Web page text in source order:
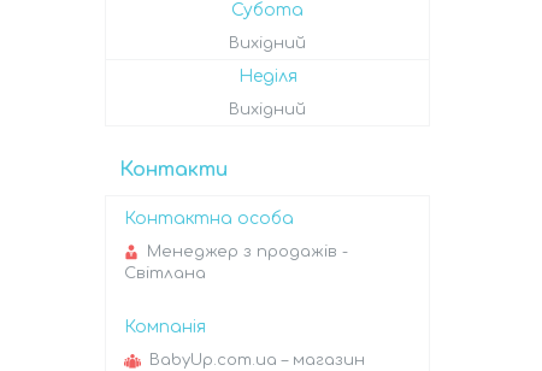
Субота
Вихідний
Неділя
Вихідний
Контакти
Менеджер з продажів -
Світлана
BabyUp.com.ua – магазин